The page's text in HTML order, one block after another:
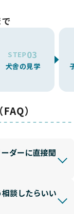
STEP03
犬舎の見学
）
ダーに直接聞
談したらいい